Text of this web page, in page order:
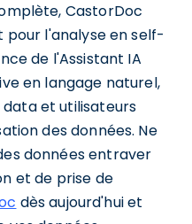
CastorDoc
pour l'analyse en self-
de l'Assistant IA
en langage naturel,
et utilisateurs
des données. Ne
données entraver
et de prise de
dès aujourd'hui et